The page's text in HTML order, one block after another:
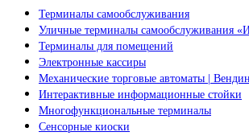
Терминалы самообслуживания
Уличные терминалы самообслуживания
Терминалы для помещений
Электронные кассиры
Механические торговые автоматы |
Интерактивные информационные стойки
Многофункциональные терминалы
Сенсорные киоски